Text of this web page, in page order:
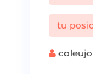
tu
coleujo